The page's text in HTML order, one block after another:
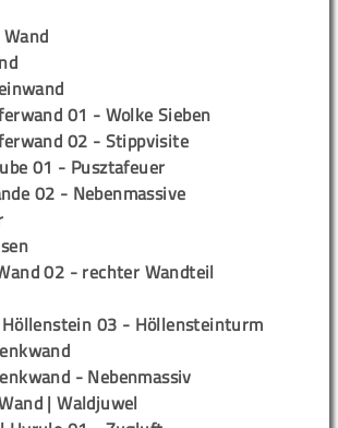
01 - Wolke Sieben
02 - Stippvisite
01 - Pusztafeuer
02 - Nebenmassive
02 - rechter Wandteil
03 - Höllensteinturm
- Nebenmassiv
| Waldjuwel